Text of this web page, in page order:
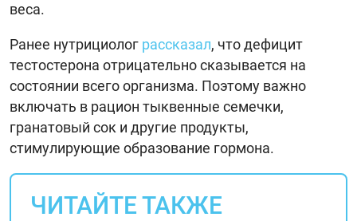
веса.
Ранее нутрициолог рассказал, что дефицит
тестостерона отрицательно сказывается на
состоянии всего организма. Поэтому важно
включать в рацион тыквенные семечки,
гранатовый сок и другие продукты,
стимулирующие образование гормона.
ЧИТАЙТЕ ТАКЖЕ